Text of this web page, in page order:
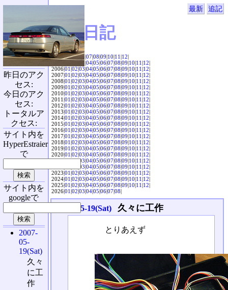
最新 追記
SVX日記
2004|04|05|06|07|08|09|10|11|12|
|04|05|06|07|08|09|10|11|12|
2006|01|02|03|04|05|06|07|08|09|10|11|12|
2007|01|02|03|04|05|06|07|08|09|10|11|12|
2008|01|02|03|04|05|06|07|08|09|10|11|12|
2009|01|02|03|04|05|06|07|08|09|10|11|12|
2010|01|02|03|04|05|06|07|08|09|10|11|12|
2011|01|02|03|04|05|06|07|08|09|10|11|12|
2012|01|02|03|04|05|06|07|08|09|10|11|12|
2013|01|02|03|04|05|06|07|08|09|10|11|12|
2014|01|02|03|04|05|06|07|08|09|10|11|12|
2015|01|02|03|04|05|06|07|08|09|10|11|12|
2016|01|02|03|04|05|06|07|08|09|10|11|12|
2017|01|02|03|04|05|06|07|08|09|10|11|12|
2018|01|02|03|04|05|06|07|08|09|10|11|12|
2019|01|02|03|04|05|06|07|08|09|10|11|12|
2020|01|02|03|04|05|06|07|08|09|10|11|12|
2021|01|02|03|04|05|06|07|08|09|10|11|12|
03|04|05|06|07|08|09|10|11|12|
2023|01|02|03|04|05|06|07|08|09|10|11|12|
2024|01|02|03|04|05|06|07|08|09|10|11|12|
2025|01|02|03|04|05|06|07|08|09|10|11|12|
2026|01|02|03|04|05|06|07|08|
2007-05-19(Sat) 久々に工作
とりあえず
昨日のアク
セス:
今日のアク
セス:
トータルア
クセス:
サイト内を
HyperEstraier
で
サイト内を
googleで
2007-
05-
19(Sat)
久々
に工
作